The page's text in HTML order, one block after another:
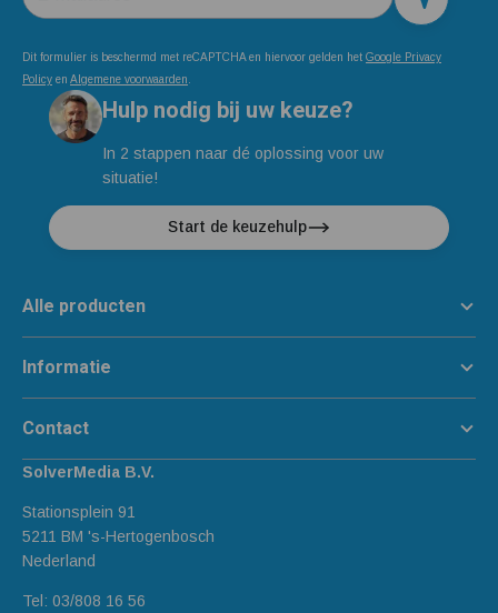
Dit formulier is beschermd met reCAPTCHA en hiervoor gelden het Google Privacy
Policy en Algemene voorwaarden
Hulp nodig bij uw keuze?
In 2 stappen naar dé oplossing voor uw
situatie!
Start de keuzehulp
Alle producten
Informatie
Contact
SolverMedia B.V.
Stationsplein 91
5211 BM 's-Hertogenbosch
Nederland
Tel: 03/808 16 56